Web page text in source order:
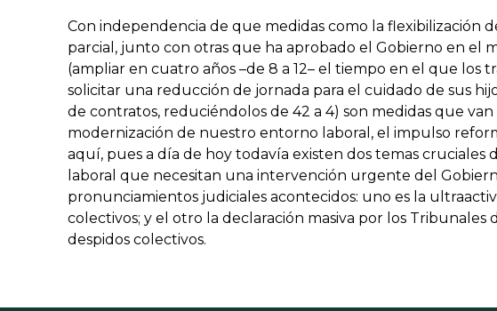
Con independencia de que medidas como la flexibilización
parcial, junto con otras que ha aprobado el Gobierno en el
(ampliar en cuatro años –de 8 a 12– el tiempo en el que los
solicitar una reducción de jornada para el cuidado de sus
de contratos, reduciéndolos de 42 a 4) son medidas que
modernización de nuestro entorno laboral, el impulso
aquí, pues a día de hoy todavía existen dos temas
laboral que necesitan una intervención urgente del
pronunciamientos judiciales acontecidos: uno es la
colectivos; y el otro la declaración masiva por los Tribunales
despidos colectivos.